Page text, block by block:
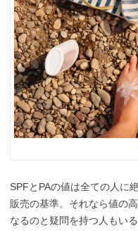
SPFとPAの値は全ての人に
販売の基準。それなら値の
なるのと疑問を持つ人もい